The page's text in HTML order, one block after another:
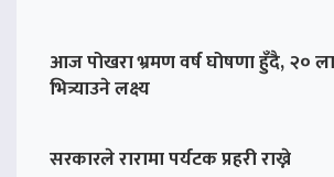
आज पोखरा भ्रमण वर्ष घोषणा हुँदै, २०
भित्र्याउने लक्ष्य
सरकारले रारामा पर्यटक प्रहरी राख्ने